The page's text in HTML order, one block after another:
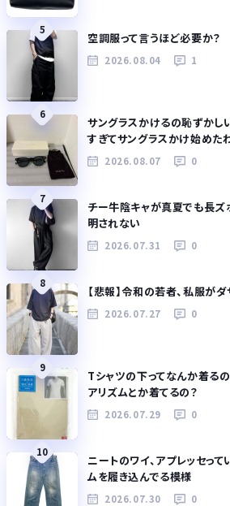
5
空調服って言うほど必要か？
2026.08.04 1
6
サングラスかけるの恥ずかし
すぎてサングラスかけ始めた
2026.08.07 0
7
チー牛陰キャが真夏でも長ズ
明されない
2026.07.31 0
8
【悲報】令和の若者、私服がダ
2026.07.27 0
9
Tシャツの下ってなんか着る
アリズムとか着てるの？
2026.07.29 0
10
ニートのワイ、アプレッセっ
ムを履き込んでる模様
2026.07.30 0